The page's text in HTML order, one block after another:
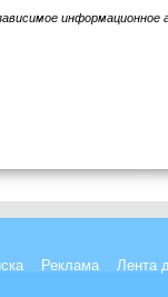
информационное
Реклама Лента